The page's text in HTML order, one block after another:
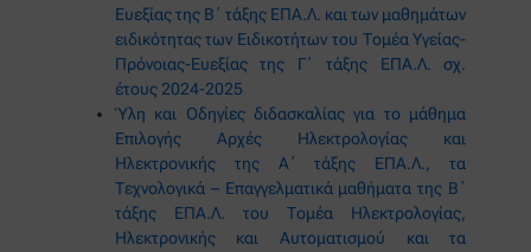
Ευεξίας της Β΄ τάξης ΕΠΑ.Λ. και των μαθημάτων
ειδικότητας των Ειδικοτήτων του Τομέα Υγείας-
Πρόνοιας-Ευεξίας της Γ΄ τάξης ΕΠΑ.Λ. σχ.
έτους 2024-2025
Ύλη και Οδηγίες διδασκαλίας για το μάθημα
Επιλογής Αρχές Ηλεκτρολογίας και
Ηλεκτρονικής της Α΄ τάξης ΕΠΑ.Λ., τα
Τεχνολογικά – Επαγγελματικά μαθήματα της Β΄
τάξης ΕΠΑ.Λ. του Τομέα Ηλεκτρολογίας,
Ηλεκτρονικής και Αυτοματισμού και τα